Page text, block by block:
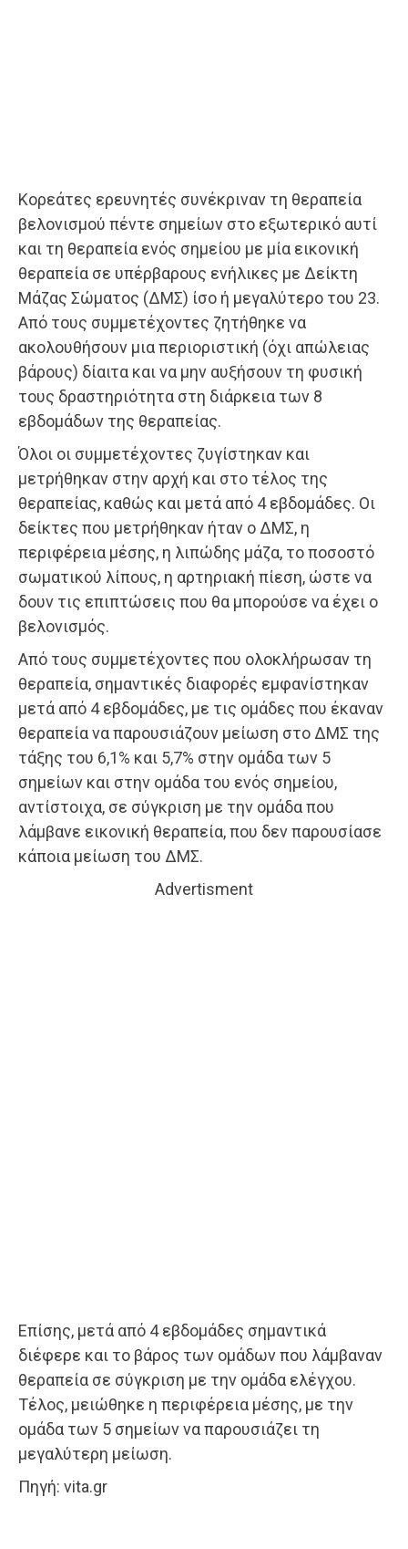
Κορεάτες ερευνητές συνέκριναν τη θεραπεία
βελονισμού πέντε σημείων στο εξωτερικό αυτί
και τη θεραπεία ενός σημείου με μία εικονική
θεραπεία σε υπέρβαρους ενήλικες με Δείκτη
Μάζας Σώματος (ΔΜΣ) ίσο ή μεγαλύτερο του 23.
Από τους συμμετέχοντες ζητήθηκε να
ακολουθήσουν μια περιοριστική (όχι απώλειας
βάρους) δίαιτα και να μην αυξήσουν τη φυσική
τους δραστηριότητα στη διάρκεια των 8
εβδομάδων της θεραπείας.
Όλοι οι συμμετέχοντες ζυγίστηκαν και
μετρήθηκαν στην αρχή και στο τέλος της
θεραπείας, καθώς και μετά από 4 εβδομάδες. Οι
δείκτες που μετρήθηκαν ήταν ο ΔΜΣ, η
περιφέρεια μέσης, η λιπώδης μάζα, το ποσοστό
σωματικού λίπους, η αρτηριακή πίεση, ώστε να
δουν τις επιπτώσεις που θα μπορούσε να έχει ο
βελονισμός.
Από τους συμμετέχοντες που ολοκλήρωσαν τη
θεραπεία, σημαντικές διαφορές εμφανίστηκαν
μετά από 4 εβδομάδες, με τις ομάδες που έκαναν
θεραπεία να παρουσιάζουν μείωση στο ΔΜΣ της
τάξης του 6,1% και 5,7% στην ομάδα των 5
σημείων και στην ομάδα του ενός σημείου,
αντίστοιχα, σε σύγκριση με την ομάδα που
λάμβανε εικονική θεραπεία, που δεν παρουσίασε
κάποια μείωση του ΔΜΣ.
Advertisment
Επίσης, μετά από 4 εβδομάδες σημαντικά
διέφερε και το βάρος των ομάδων που λάμβαναν
θεραπεία σε σύγκριση με την ομάδα ελέγχου.
Τέλος, μειώθηκε η περιφέρεια μέσης, με την
ομάδα των 5 σημείων να παρουσιάζει τη
μεγαλύτερη μείωση.
Πηγή: vita.gr